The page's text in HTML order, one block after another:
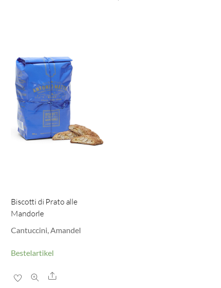
Biscotti di Prato alle
Mandorle
Cantuccini, Amandel
Bestelartikel
Share